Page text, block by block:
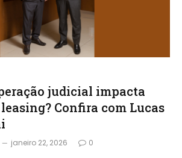
judicial impacta
Confira com Lucas
janeiro 22, 2026 0